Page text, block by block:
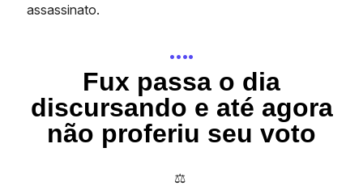
assassinato.
….
Fux passa o dia
discursando e até agora
não proferiu seu voto
⚖️